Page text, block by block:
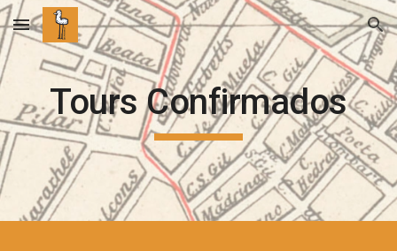
Skip to main content Skip to navigation
Tours Confirmados